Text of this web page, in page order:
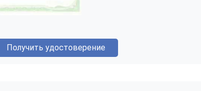
Получить удостоверение